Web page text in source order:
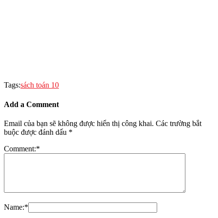
Tags:sách toán 10
Add a Comment
Email của bạn sẽ không được hiển thị công khai. Các trường bắt
buộc được đánh dấu *
Comment:*
Name:*